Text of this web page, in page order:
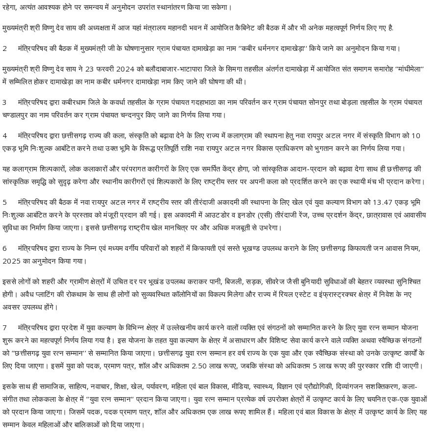
रहेगा, अत्यंत आवश्यक होने पर समन्वय में अनुमोदन उपरांत स्थानांतरण किया जा सकेगा।
मुख्यमंत्री श्री विष्णु देव साय की अध्यक्षता में आज यहां मंत्रालय महानदी भवन में आयोजित कैबिनेट की बैठक में और भी अनेक महत्वपूर्ण निर्णय लिए गए है.
2 मंत्रिपरिषद की बैठक में मुख्यमंत्री जी के घोषणानुसार ग्राम पंचायत दामाखेड़ा का नाम ‘‘कबीर धर्मनगर दामाखेड़ा‘‘ किये जाने का अनुमोदन किया गया।
मुख्यमंत्री श्री विष्णु देव साय ने 23 फरवरी 2024 को बलौदाबाजार-भाटापारा जिले के सिमगा तहसील अंतर्गत दामाखेड़ा में आयोजित संत समागम समारोह ‘‘मांघीमेला‘‘
में सम्मिलित होकर दामाखेड़ा का नाम कबीर धर्मनगर दामाखेड़ा नाम किए जाने की घोषणा की थी।
3
मंत्रिपरिषद द्वारा कबीरधाम जिले के कवर्धा तहसील के ग्राम पंचायत गदहाभाठा का नाम परिवर्तन कर ग्राम पंचायत सोनपुर तथा बोड़ला तहसील के ग्राम पंचायत
चण्डालपुर का नाम परिवर्तन कर ग्राम पंचायत चन्दनपुर किए जाने का निर्णय लिया गया।
4
मंत्रिपरिषद द्वारा छत्तीसगढ़ राज्य की कला, संस्कृति को बढ़ावा देने के लिए राज्य में कलाग्राम की स्थापना हेतु नवा रायपुर अटल नगर में संस्कृति विभाग को 10
एकड़ भूमि निःशुल्क आबंटित करने तथा उक्त भूमि के विरूद्ध प्रतिपूर्ति राशि नवा रायपुर अटल नगर विकास प्राधिकरण को भुगतान करने का निर्णय लिया गया।
यह कलाग्राम शिल्पकारों, लोक कलाकारों और परंपरागत कारीगरों के लिए एक समर्पित केंद्र होगा, जो सांस्कृतिक आदान-प्रदान को बढ़ावा देगा साथ ही छत्तीसगढ़ की
सांस्कृतिक समृद्धि को सुदृढ़ करेगा और स्थानीय कारीगरों एवं शिल्पकारों के लिए राष्ट्रीय स्तर पर अपनी कला को प्रदर्शित करने का एक स्थायी मंच भी प्रदान करेगा।
5
मंत्रिपरिषद की बैठक में नवा रायपुर अटल नगर में राष्ट्रीय स्तर की तीरंदाजी अकादमी की स्थापना के लिए खेल एवं युवा कल्याण विभाग को 13.47 एकड़ भूमि
निःशुल्क आबंटित करने के प्रस्ताव को मंजूरी प्रदान की गई। इस अकादमी में आउटडोर व इनडोर (एसी) तीरंदाजी रेंज, उच्च प्रदर्शन केंद्र, छात्रावास एवं आवासीय
सुविधा का निर्माण किया जाएगा। इससे छत्तीसगढ़ राष्ट्रीय खेल मानचित्र पर और अधिक मजबूती से उभरेगा।
6
मंत्रिपरिषद द्वारा राज्य के निम्न एवं मध्यम वर्गीय परिवारों को शहरों में किफायती एवं सस्ते भूखण्ड उपलब्ध कराने के लिए छत्तीसगढ़ किफायती जन आवास नियम,
2025 का अनुमोदन किया गया।
इससे लोगों को शहरी और ग्रामीण क्षेत्रों में उचित दर पर भूखंड उपलब्ध कराकर पानी, बिजली, सड़क, सीवरेज जैसी बुनियादी सुविधाओं की बेहतर व्यवस्था सुनिश्चित
होगी। अवैध प्लाटिंग की रोकथाम के साथ ही लोगों को सुव्यवस्थित कॉलोनियों का विकल्प मिलेगा और राज्य में रियल एस्टेट व इंफ्रास्ट्रक्चर क्षेत्र में निवेश के नए
अवसर उपलब्ध होंगे।
7
मंत्रिपरिषद द्वारा प्रदेश में युवा कल्याण के विभिन्न क्षेत्र में उल्लेखनीय कार्य करने वालों व्यक्ति एवं संगठनों को सम्मानित करने के लिए युवा रत्न सम्मान योजना
शुरू करने का महत्वपूर्ण निर्णय लिया गया है। इस योजना के तहत युवा कल्याण के क्षेत्र में असाधारण और विशिष्ट सेवा कार्य करने वाले व्यक्ति अथवा स्वैच्छिक संगठनों
को ‘‘छत्तीसगढ़ युवा रत्न सम्मान‘‘ से सम्मानित किया जाएगा। छत्तीसगढ़ युवा रत्न सम्मान हर वर्ष राज्य के एक युवा और एक स्वैच्छिक संस्था को उनके उत्कृष्ट कार्यों के
लिए दिया जाएगा। इसमें युवा को पदक, प्रमाण पत्र, शॉल और अधिकतम 2.50 लाख रूपए, जबकि संस्था को अधिकतम 5 लाख रूपए की पुरस्कार राशि दी जाएगी।
इसके साथ ही सामाजिक, साहित्य, नवाचार, शिक्षा, खेल, पर्यावरण, महिला एवं बाल विकास, मीडिया, स्वास्थ्य, विज्ञान एवं प्रौद्योगिकी, दिव्यांगजन सशक्तिकरण, कला-
संगीत तथा लोककला के क्षेत्र में ‘‘युवा रत्न सम्मान‘‘ प्रदान किया जाएगा। युवा रत्न सम्मान प्रत्येक वर्ष उपरोक्त क्षेत्रों में उत्कृष्ट कार्य के लिए चयनित एक-एक युवाओं
को प्रदान किया जाएगा। जिसमें पदक, पदक प्रमाण पत्र, शॉल और अधिकतम एक लाख रूपए शामिल हैं। महिला एवं बाल विकास के क्षेत्र में उत्कृष्ट कार्य के लिए यह
सम्मान केवल महिलाओं और बालिकाओं को दिया जाएगा।